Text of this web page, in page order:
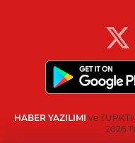
HABER YAZILIMI ve
2026